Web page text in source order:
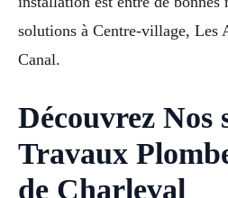
solutions à Centre-village, Les
Canal.
Découvrez Nos
Travaux
de Charleval